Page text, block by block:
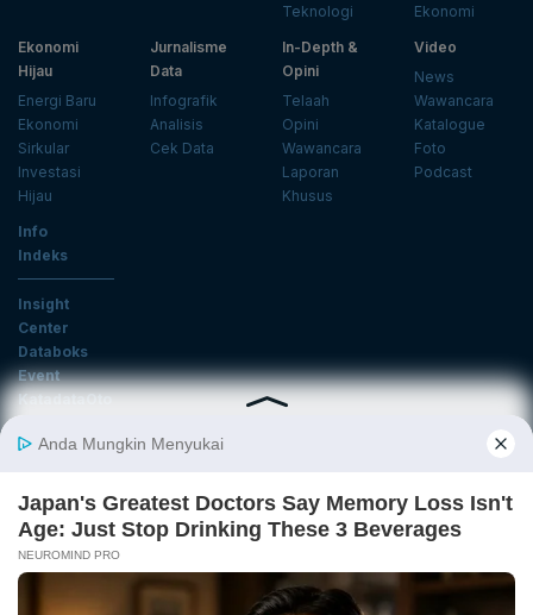
Teknologi
Ekonomi
Ekonomi
Hijau
Energi Baru
Ekonomi
Sirkular
Investasi
Hijau
Jurnalisme
Data
Infografik
Analisis
Cek Data
In-Depth &
Opini
Telaah
Opini
Wawancara
Laporan
Khusus
Video
News
Wawancara
Katalogue
Foto
Podcast
Info
Indeks
Insight
Center
Databoks
Event
KatadataOto
Email
Daftar